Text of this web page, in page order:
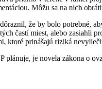
Môžu sa na nich
že by bolo potrebné,
častí miest, alebo zasiahli
ktoré prinášajú riziká
plánuje, je novela zákona o